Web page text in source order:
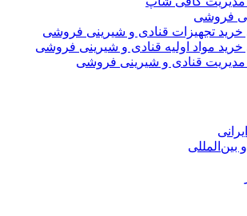
فروشی
خرید تجهیزات قنادی و شیرینی فروشی
خرید مواد اولیه قنادی و شیرینی فروشی
قنادی و شیرینی فروشی
بین‌المللی